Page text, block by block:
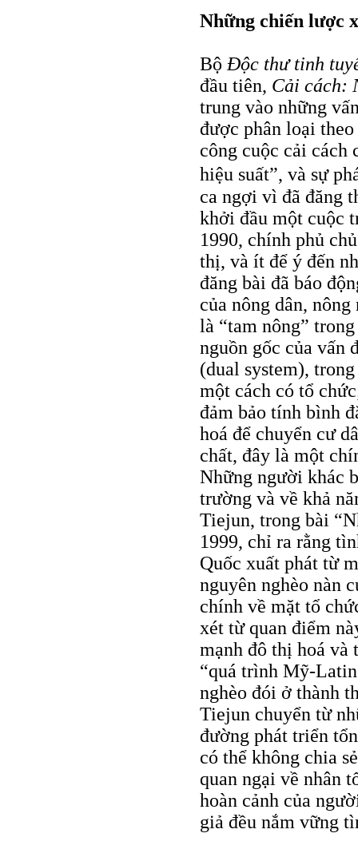
Những chiến lược
BộÐộc thư tinh
đầu tiên, Cải cách:
trung vào những
được phân loại
công cuộc cải cách
hiệu suất”, và sự
ca ngợi vì đã đăng
khởi đầu một cuộc
1990, chính phủ
thị, và ít để ý đến
đăng bài đã báo
của nông dân,
là “tam nông”
nguồn gốc của vấn
(dual system),
một cách có tổ
đảm bảo tính bình
hoá để chuyển cư
chất, đây là một
Những người khác
trường và về khả
Tiejun, trong bài
1999, chỉ ra rằng
Quốc xuất phát từ
nguyên nghèo nàn
chính về mặt tổ
xét từ quan điểm
mạnh đô thị hoá và
“quá trình Mỹ-
nghèo đói ở thành
Tiejun chuyển từ
đường phát triển
có thể không chia
quan ngại về nhân
hoàn cảnh của
giả đều nắm vững